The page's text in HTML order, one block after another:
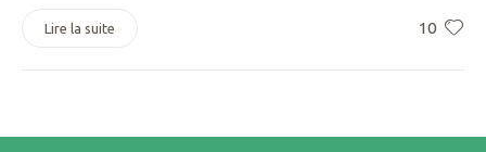
10
Lire la suite